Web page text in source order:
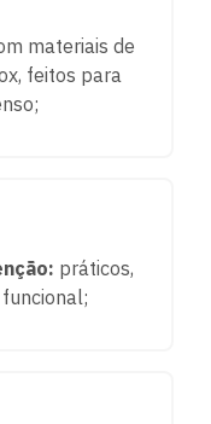
materiais de
feitos para
práticos,